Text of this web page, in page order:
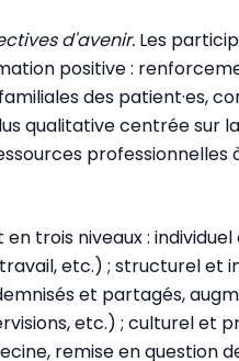
d'avenir. Les
positive :
des patient·es,
qualitative centrée sur
trois niveaux :
etc.) ; structurel et
et partagés,
etc.) ; culturel et
remise en question